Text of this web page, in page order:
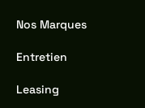
Nos Marques
Entretien
Leasing